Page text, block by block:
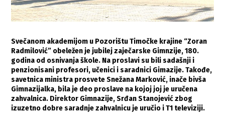
Svečanom akademijom u Pozorištu Timočke krajine “Zoran
Radmilović” obeležen je jubilej zaječarske Gimnzije, 180.
godina od osnivanja škole. Na proslavi su bili sadašnji i
penzionisani profesori, učenici i saradnici Gimazije. Takođe,
savetnica ministra prosvete Snežana Marković, inače bivša
Gimnazijalka, bila je deo proslave na kojoj joj je uručena
zahvalnica. Direktor Gimnazije, Srđan Stanojević zbog
izuzetno dobre saradnje zahvalnicu je uručio i T1 televiziji.